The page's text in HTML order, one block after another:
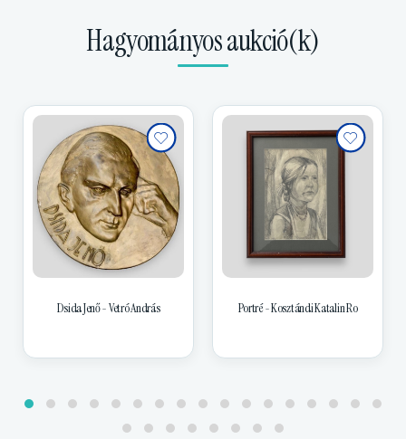
Hagyományos aukció(k)
Dsida Jenő - Vetró András Portré - Kosztándi Katalin Ro